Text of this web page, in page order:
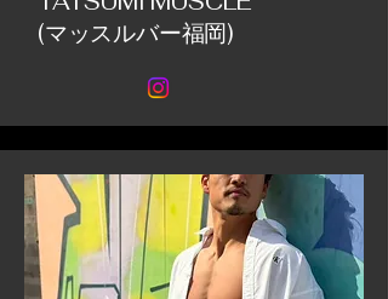
(マッスルバー福岡)